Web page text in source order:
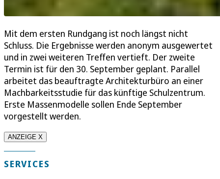
Mit dem ersten Rundgang ist noch längst nicht
Schluss. Die Ergebnisse werden anonym ausgewertet
und in zwei weiteren Treffen vertieft. Der zweite
Termin ist für den 30. September geplant. Parallel
arbeitet das beauftragte Architekturbüro an einer
Machbarkeitsstudie für das künftige Schulzentrum.
Erste Massenmodelle sollen Ende September
vorgestellt werden.
ANZEIGE X
SERVICES